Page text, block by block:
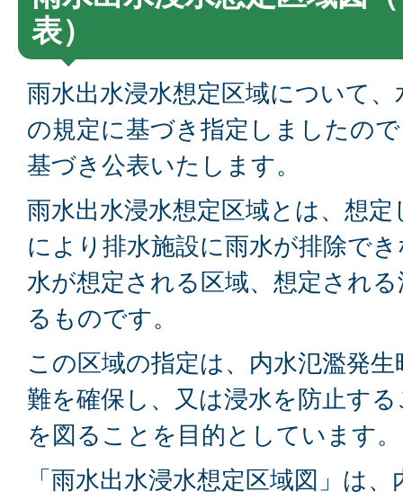
表）
雨水出水浸水想定区域について
の規定に基づき指定しましたの
基づき公表いたします。
雨水出水浸水想定区域とは、想
により排水施設に雨水が排除で
水が想定される区域、想定され
るものです。
この区域の指定は、内水氾濫発
難を確保し、又は浸水を防止す
を図ることを目的としています。
「雨水出水浸水想定区域図」は